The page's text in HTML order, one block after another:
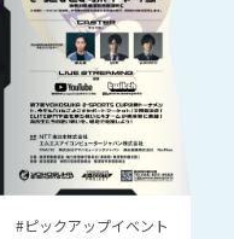
#ピックアップイベント